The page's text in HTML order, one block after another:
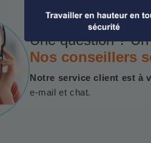
Une question ?
Nos conseillers
Notre service client est à
e-mail et chat.